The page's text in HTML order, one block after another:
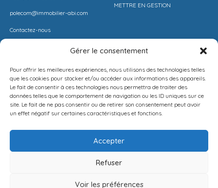
Gérer le consentement
Pour offrir les meilleures expériences, nous utilisons des technologies telles
que les cookies pour stocker et/ou accéder aux informations des appareils.
Le fait de consentir à ces technologies nous permettra de traiter des
données telles que le comportement de navigation ou les ID uniques sur ce
site. Le fait de ne pas consentir ou de retirer son consentement peut avoir
un effet négatif sur certaines caractéristiques et fonctions.
Accepter
Refuser
Voir les préférences
polecom@immobilier-abi.com
Contactez-nous
METTRE EN GESTION
ESTIMER MON LOYER
PROPOSEZ VOTRE APPARTEMENT
CONDITIONS DE VENTE
LA SOLUTION IMMO
POLITIQUE DE CONFIDENTIALITÉ